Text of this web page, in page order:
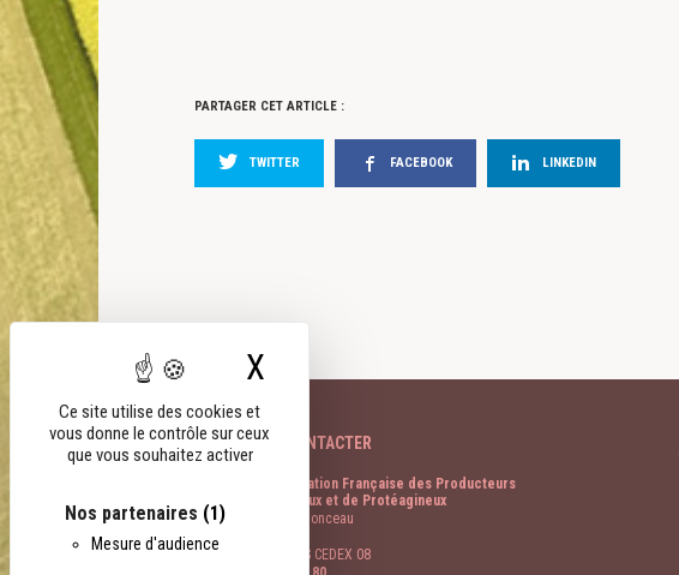
Ce site utilise des cookies et
vous donne le contrôle sur ceux
que vous souhaitez activer
Nos partenaires (1)
Mesure d'audience
X
PARTAGER CET ARTICLE :
TWITTER FACEBOOK LINKEDIN
NOUS CONTACTER
FOP Fédération Française des Producteurs
d’Oléagineux et de Protéagineux
11 rue de Monceau
75378 PARIS CEDEX 08